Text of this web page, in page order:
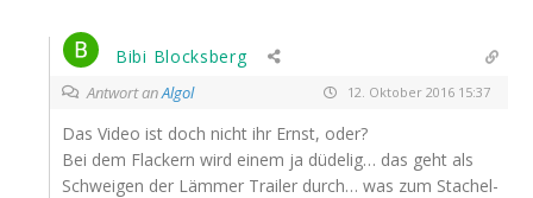
Bibi Blocksberg
Antwort anAlgol 12. Oktober 2016 15:37
Das Video ist doch nicht ihr Ernst, oder?
Bei dem Fla­ckern wird einem ja düdelig… das geht als
Schwei­gen der Läm­mer Trai­ler durch… was zum Sta­chel­